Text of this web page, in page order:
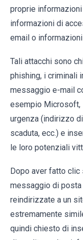
proprie
informazioni di
email o
Tali attacchi sono
phishing, i criminali
messaggio e-mail
esempio Microsoft,
urgenza (indirizzo
scaduta, ecc.) e
le loro potenziali
Dopo aver fatto clic
messaggio di
reindirizzate a un
estremamente
quindi chiesto di